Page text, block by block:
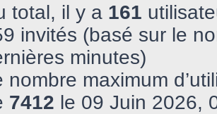
total, il y a 161
invités (basé sur le
minutes)
nombre maximum
7412 le 09 Juin 2026,